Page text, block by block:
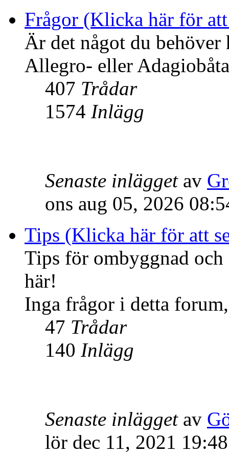
Frågor (Klicka här för
Är det något du
Allegro- eller
407 Trådar
1574 Inlägg
Senaste inläggetav
ons aug 05, 2026
Tips (Klicka här för att
Tips för ombyggnad
här!
Inga frågor i detta
47 Trådar
140 Inlägg
Senaste inläggetav
lör dec 11, 2021 19:48